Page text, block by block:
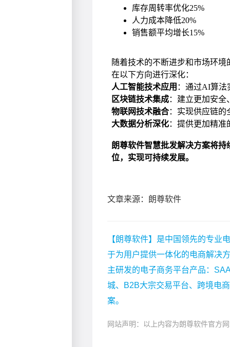
文章来源：朗尊软件
【朗尊软件】是中国领先的专业
于为用户提供一体化的电商解决
主研发的电子商务平台产品：
城、B2B大宗交易平台、跨境电
案。
网站声明：以上内容为朗尊软件官方